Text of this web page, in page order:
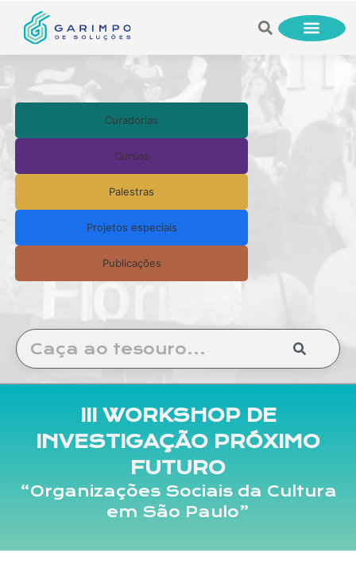
Curadorias
Cursos
Palestras
Projetos especiais
Publicações
III WORKSHOP DE
INVESTIGAÇÃO PRÓXIMO
FUTURO
“Organizações Sociais da Cultura
em São Paulo”